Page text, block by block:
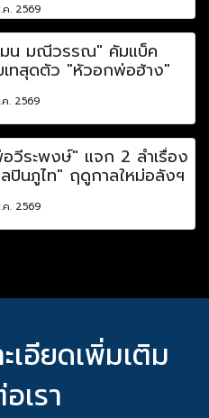
ค. 2569
น มณีวรรณ" คัมแบ็ค
เทสุดตัว "หัวอกพ่อฮ้าง"
ค. 2569
วีระพงษ์" แจก 2 ลำเรื่อง
ปินภูไท" ฤดูกาลใหม่อลังฯ
ค. 2569
เอียดเพิ่มเติม
เรา